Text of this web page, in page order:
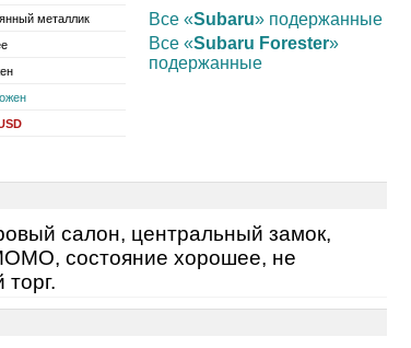
металлик
Все «Subaru» подержанные
Все «Subaru Forester»
подержанные
салон, центральный замок,
состояние хорошее, не